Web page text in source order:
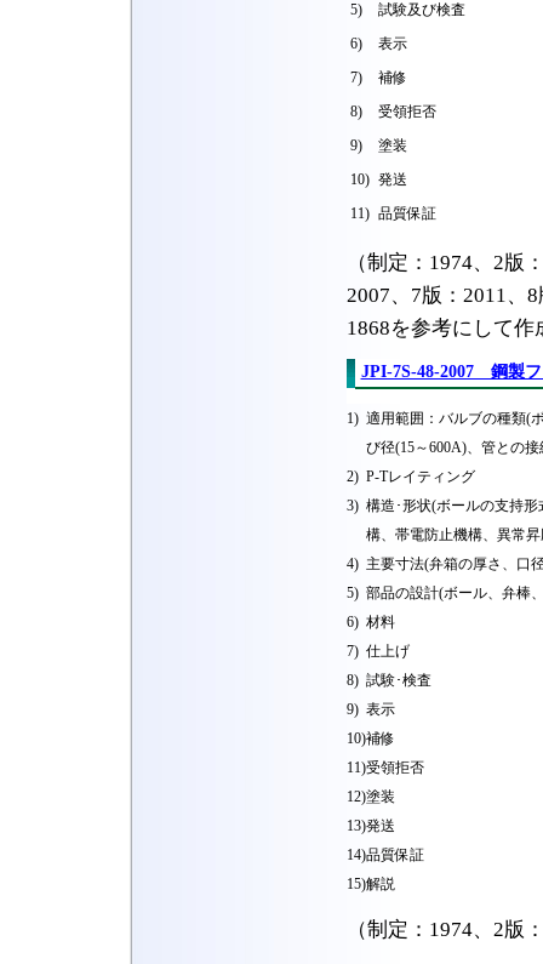
5)
試験及び検査
6)
表示
7)
補修
8)
受領拒否
9)
塗装
10) 発送
11) 品質保証
（制定：1974、2版
2007、7版：2011、
1868を参考にして
JPI-7S-48-2007 鋼製
1) 適用範囲：バルブの種類(
び径(15～600A)、管との
2) P-Tレイティング
3) 構造･形状(ボールの支持
構、帯電防止機構、異常
4) 主要寸法(弁箱の厚さ、口
5) 部品の設計(ボール、弁棒
6) 材料
7) 仕上げ
8) 試験･検査
9) 表示
10)補修
11)受領拒否
12)塗装
13)発送
14)品質保証
15)解説
（制定：1974、2版